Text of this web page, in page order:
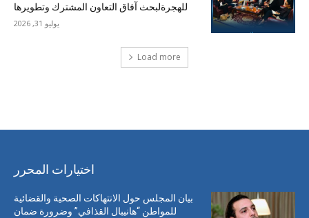
للهجرةلبحث آفاق التعاون المشترك وتطويرها
يوليو 31, 2026
Load more
اختيارات المحرر
بيان المجلس حول الانتهاكات الصحية والقضائية
للمواطن “هانيبال القذافي” وضرورة ضمان